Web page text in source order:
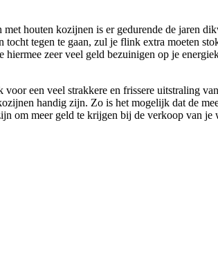
houten kozijnen is er gedurende de jaren
tegen te gaan, zul je flink extra moeten
zeer veel geld bezuinigen op je
een veel strakkere en frissere uitstraling
handig zijn. Zo is het mogelijk dat de
om meer geld te krijgen bij de verkoop van